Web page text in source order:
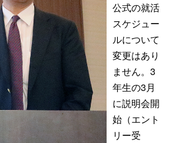
公式の就活
スケジュー
ルについて
変更はあり
ません。3
年生の3月
に説明会開
始（エント
リー受